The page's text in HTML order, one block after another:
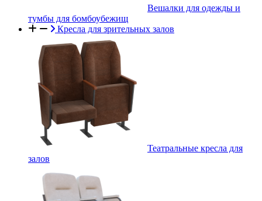
Вешалки для одежды и
тумбы для бомбоубежищ
Кресла для зрительных залов
Театральные кресла для
залов